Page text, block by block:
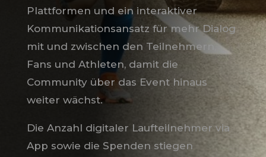
Plattformen und ein interaktiver
Kommunikationsansatz für mehr Dialog
mit und zwischen den Teilnehmern,
Fans und Athleten, damit die
Community über das Event hinaus
weiter wächst.
Die Anzahl digitaler Laufteilnehmer via
App sowie die Spenden stiegen